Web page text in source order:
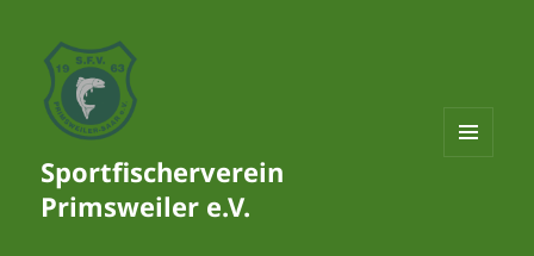
Sportfischerverein
Primsweiler e.V.